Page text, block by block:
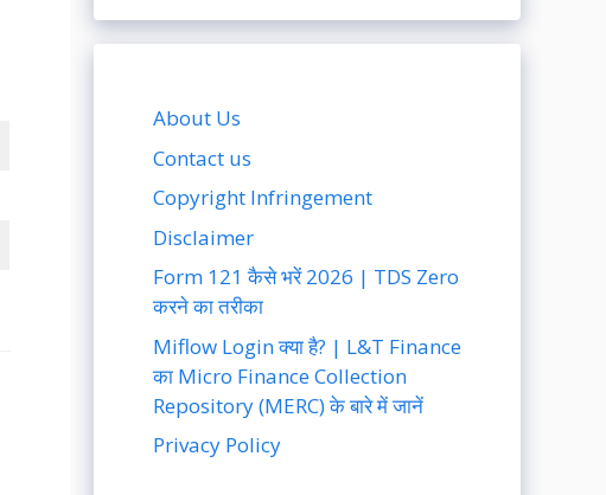
About Us
Contact us
Copyright Infringement
Disclaimer
Form 121 कैसे भरें 2026 | TDS Zero
करने का तरीका
Miflow Login क्या है? | L&T Finance
का Micro Finance Collection
Repository (MERC) के बारे में जानें
Privacy Policy